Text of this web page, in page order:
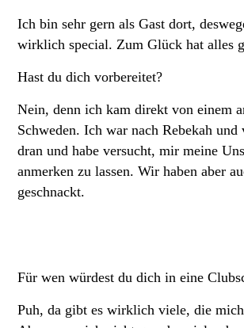
Ich bin sehr gern als Gast dort,
wirklich special. Zum Glück hat alles
Hast du dich vorbereitet?
Nein, denn ich kam direkt von einem
Schweden. Ich war nach Rebekah
dran und habe versucht, mir meine
anmerken zu lassen. Wir haben aber
geschnackt.
Für wen würdest du dich in eine
Puh, da gibt es wirklich viele, die